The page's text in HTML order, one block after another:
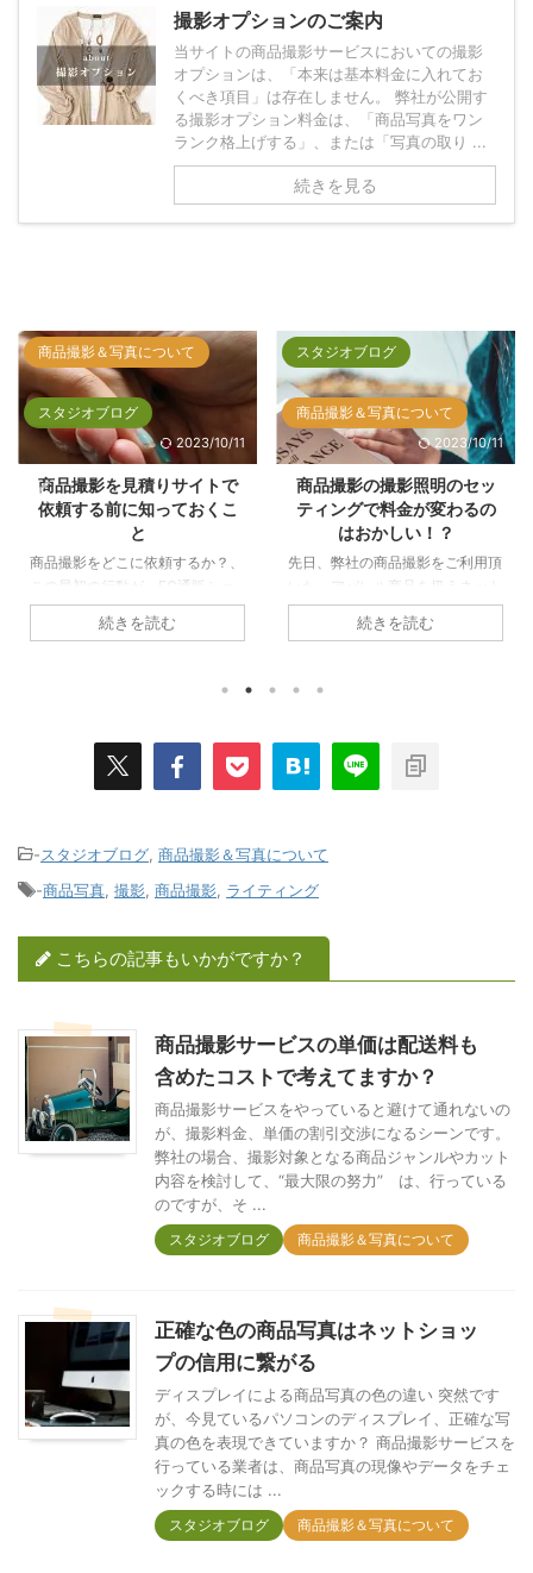
撮影オプションのご案内
当サイトの商品撮影サービスにおいての撮影
オプションは、「本来は基本料金に入れてお
くべき項目」は存在しません。 弊社が公開す
る撮影オプション料金は、「商品写真をワン
ランク格上げする」、または「写真の取り ...
続きを見る
スタジオブログ
商品撮影＆写真について
2023/10/11
商品撮影の撮影照明のセッ
ティングで料金が変わるの
はおかしい！？
先日、弊社の商品撮影をご利用頂
いた、アパレル商品を扱うネット
ショップの担当の方から、こんな
話を聞く機会がありました。 そ
くれました。 このネットショッ
プの担当者様が希望した撮影内容
で、“素材感やシワ感”を重視した
オに希望を出したところ、その撮
そう ...
続きを読む
スタジオブログ
商品撮影＆写真について
2023/10/11
商品撮影サービスの単価は
配送料も含めたコストで考
えてますか？
商品撮影サービスをやっていると
避けて通れないのが、撮影料金、
単価の割引交渉になるシーンで
す。 弊社の場合、撮影対象とな
成、提出していても、稀に常套文
句として発せられる言葉が、
本当にサラッと言われる脅し・・
ては、別のスタジオの撮影料金の
の内容も質も違う」と、事細かく
説 ...
続きを読む
-スタジオブログ 商品撮影＆写真について
-商品写真 撮影 商品撮影 ライティング
こちらの記事もいかがですか？
商品撮影サービスの単価は配送料も
含めたコストで考えてますか？
商品撮影サービスをやっていると避けて通れないの
が、撮影料金、単価の割引交渉になるシーンです。
弊社の場合、撮影対象となる商品ジャンルやカット
内容を検討して、“最大限の努力” は、行っている
のですが、そ ...
スタジオブログ 商品撮影＆写真について
正確な色の商品写真はネットショッ
プの信用に繋がる
ディスプレイによる商品写真の色の違い 突然です
が、今見ているパソコンのディスプレイ、正確な写
真の色を表現できていますか？ 商品撮影サービスを
行っている業者は、商品写真の現像やデータをチェ
ックする時には ...
スタジオブログ 商品撮影＆写真について